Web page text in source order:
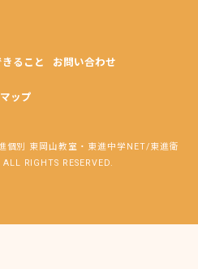
ること お問い合わせ
ップ
別 東岡山教室・東進中学NET/東進衛
RIGHTS RESERVED.